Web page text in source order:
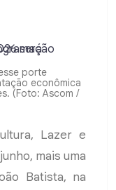
porte
econômica
(Foto: Ascom /
Lazer e
mais uma
Batista, na